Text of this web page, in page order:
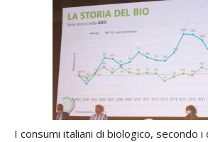
I consumi italiani di biologico, secondo i